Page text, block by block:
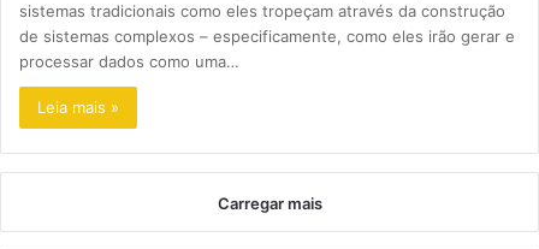
sistemas tradicionais como eles tropeçam através da construção
de sistemas complexos – especificamente, como eles irão gerar e
processar dados como uma…
Leia mais »
Carregar mais